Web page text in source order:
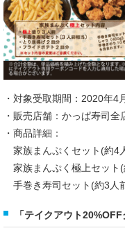
・対象受取期間：2020年
・販売店舗：かっぱ寿司全
・商品詳細：
家族まんぷくセット(
家族まんぷく極上セッ
手巻き寿司セット(約
「テイクアウト